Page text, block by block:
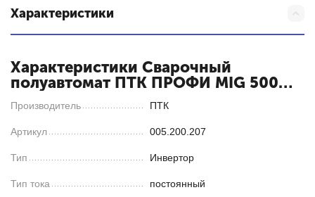
Характеристики
Характеристики Сварочный
полуавтомат ПТК ПРОФИ MIG 500
(24 кВт)
Производитель ПТК
Артикул 005.200.207
Тип Инвертор
Тип тока постоянный